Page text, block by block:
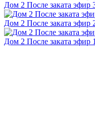
Дом 2 После заката эфир
Дом 2 После заката эфир
Дом 2 После заката эфир